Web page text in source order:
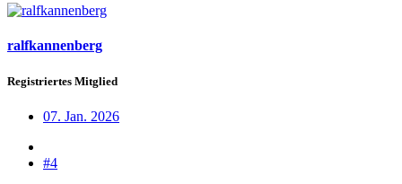
ralfkannenberg
Registriertes Mitglied
07. Jan. 2026
#4